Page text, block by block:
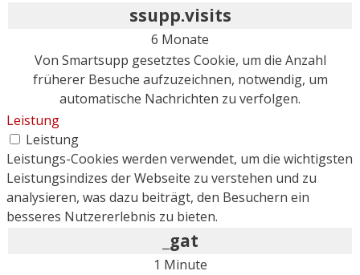
ssupp.visits
6 Monate
Von Smartsupp gesetztes Cookie, um die Anzahl
früherer Besuche aufzuzeichnen, notwendig, um
automatische Nachrichten zu verfolgen.
Leistung
Leistung
Leistungs-Cookies werden verwendet, um die wichtigsten
Leistungsindizes der Webseite zu verstehen und zu
analysieren, was dazu beiträgt, den Besuchern ein
besseres Nutzererlebnis zu bieten.
_gat
1 Minute